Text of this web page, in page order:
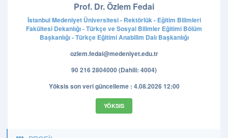
Prof. Dr. Özlem Fedai
İstanbul Medeniyet Üniversitesi - Rektörlük - Eğitim Bilimleri
Fakültesi Dekanlığı - Türkçe ve Sosyal Bilimler Eğitimi Bölüm
Başkanlığı - Türkçe Eğitimi Anabilim Dalı Başkanlığı
ozlem.fedai@medeniyet.edu.tr
90 216 2804000 (Dahili: 4004)
Yöksis son veri güncelleme : 4.08.2026 12:00
YÖKSIS